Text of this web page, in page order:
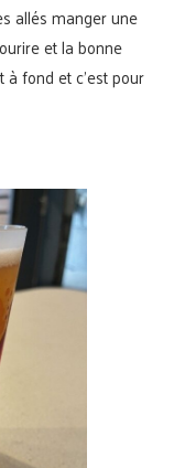
allés manger une
et la bonne
fond et c’est pour